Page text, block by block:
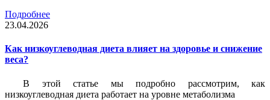
Подробнее
23.04.2026
Как низкоуглеводная диета влияет на здоровье и снижение
веса?
В этой статье мы подробно рассмотрим, как
низкоуглеводная диета работает на уровне метаболизма